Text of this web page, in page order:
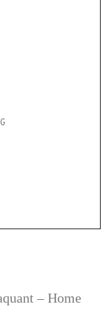
– Home